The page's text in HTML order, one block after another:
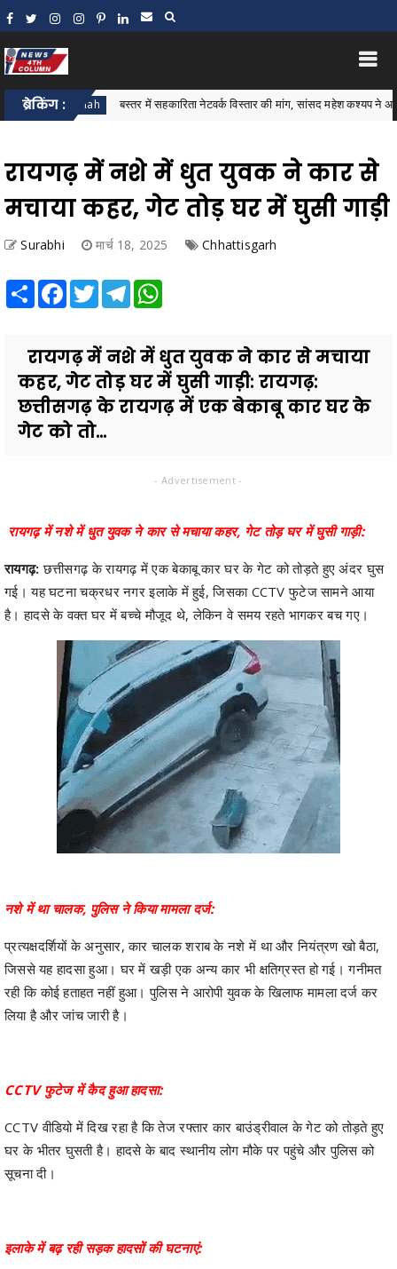
ब्रेकिंग :
Amit Shah बस्तर में सहकारिता नेटवर्क विस्तार की मांग, सांसद महेश कश्यप ने अमित शाह को
रायगढ़ में नशे में धुत युवक ने कार से
मचाया कहर, गेट तोड़ घर में घुसी गाड़ी
Surabhi मार्च 18, 2025 Chhattisgarh
Share Facebook
TwitterTelegram
रायगढ़ में नशे में धुत युवक ने कार से मचाया
कहर, गेट तोड़ घर में घुसी गाड़ी: रायगढ़:
छत्तीसगढ़ के रायगढ़ में एक बेकाबू कार घर के
गेट को तो...
- Advertisement -
रायगढ़ में नशे में धुत युवक ने कार से मचाया कहर, गेट तोड़ घर में घुसी गाड़ी:
रायगढ़:छत्तीसगढ़ के रायगढ़ में एक बेकाबू कार घर के गेट को तोड़ते हुए अंदर घुस
गई। यह घटना चक्रधर नगर इलाके में हुई, जिसका CCTV फुटेज सामने आया
है। हादसे के वक्त घर में बच्चे मौजूद थे, लेकिन वे समय रहते भागकर बच गए।
नशे में था चालक, पुलिस ने किया मामला दर्ज:
प्रत्यक्षदर्शियों के अनुसार, कार चालक शराब के नशे में था और नियंत्रण खो बैठा,
जिससे यह हादसा हुआ। घर में खड़ी एक अन्य कार भी क्षतिग्रस्त हो गई। गनीमत
रही कि कोई हताहत नहीं हुआ। पुलिस ने आरोपी युवक के खिलाफ मामला दर्ज कर
लिया है और जांच जारी है।
CCTV फुटेज में कैद हुआ हादसा:
CCTV वीडियो में दिख रहा है कि तेज रफ्तार कार बाउंड्रीवाल के गेट को तोड़ते हुए
घर के भीतर घुसती है। हादसे के बाद स्थानीय लोग मौके पर पहुंचे और पुलिस को
सूचना दी।
इलाके में बढ़ रही सड़क हादसों की घटनाएं: